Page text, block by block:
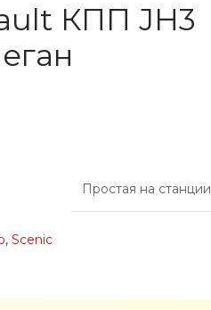
КПП JH3
Простая на станции
, Scenic